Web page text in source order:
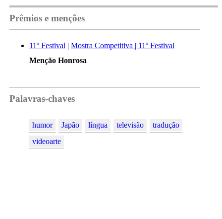
Prêmios e menções
11º Festival | Mostra Competitiva | 11º Festival
Menção Honrosa
Palavras-chaves
humor Japão língua televisão
tradução
videoarte